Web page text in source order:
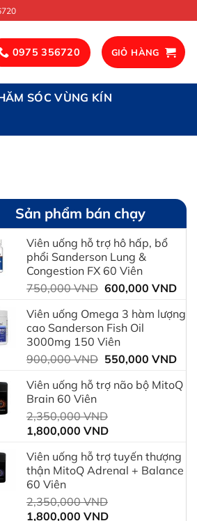
0975 356720 GIỎ HÀNG
SÓC VÙNG KÍN
Sản phẩm bán chạy
Viên uống hỗ trợ hô hấp, bổ
phổi Sanderson Lung &
Congestion FX 60 Viên
750,000VND Giá
là:
750,000 VND.
600,000 VNDGiá
tại
Viên uống Omega 3 hàm lượng
cao Sanderson Fish Oil
3000mg 150 Viên
900,000VND Giá
là:
550,000 VNDGiá
tại
Viên uống hỗ trợ não bộ MitoQ
Brain 60 Viên
2,350,000VND
2,350,000 VND.
1,800,000 VNDGiá
tại
là:
Viên uống hỗ trợ tuyến thượng
thận MitoQ Adrenal + Balance
60 Viên
2,350,000VND
1,800,000 VNDGiá